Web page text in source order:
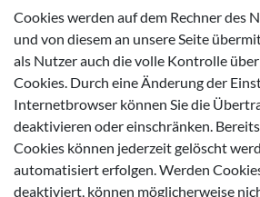
Cookies werden auf dem Rechner des
und von diesem an unsere Seite
als Nutzer auch die volle Kontrolle
Cookies. Durch eine Änderung der
Internetbrowser können Sie die
deaktivieren oder einschränken.
Cookies können jederzeit gelöscht
automatisiert erfolgen. Werden
deaktiviert, können möglicherweise